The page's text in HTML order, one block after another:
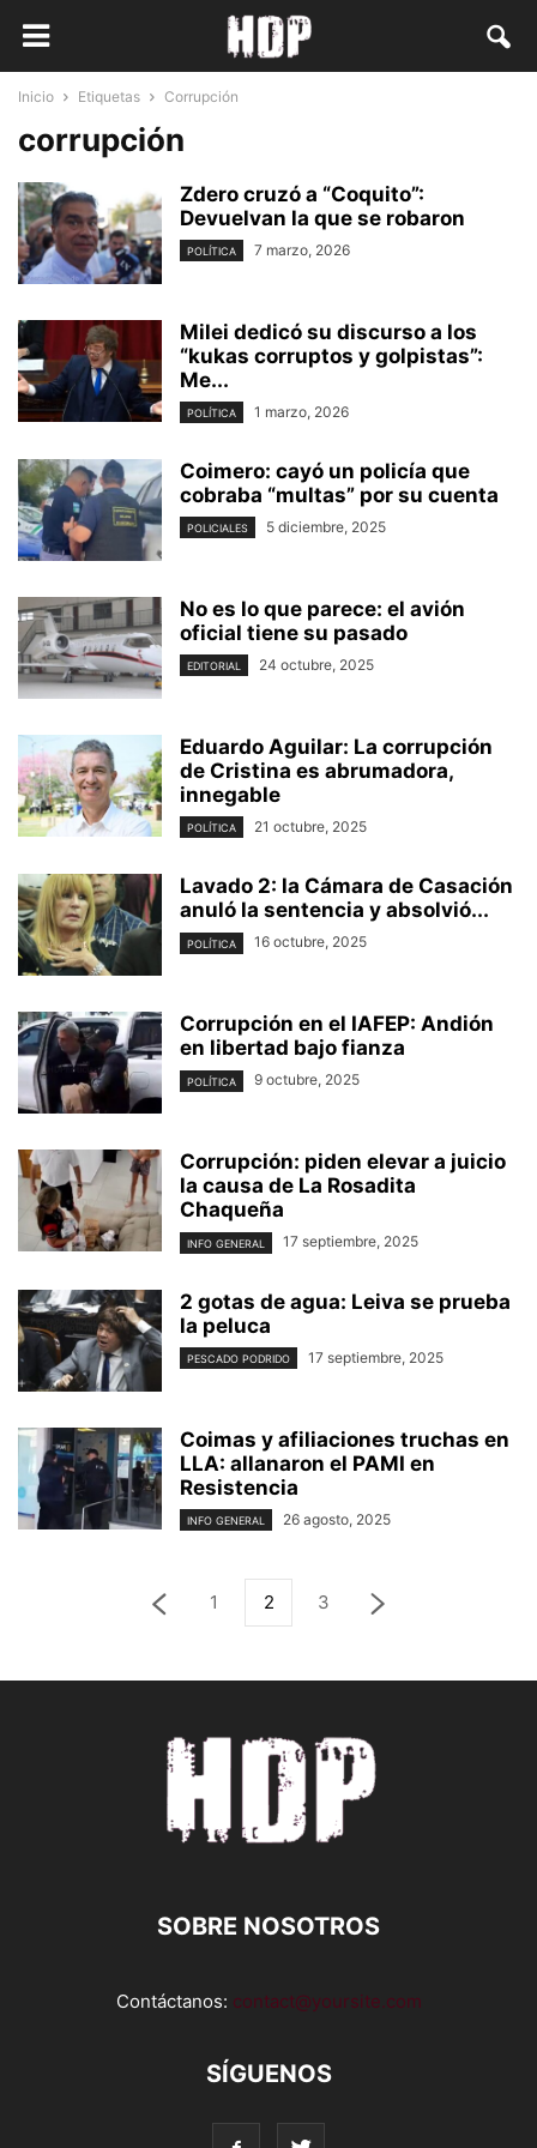
Inicio Etiquetas Corrupción
corrupción
Zdero cruzó a “Coquito”:
Devuelvan la que se robaron
POLÍTICA 7 marzo, 2026
Milei dedicó su discurso a los
“kukas corruptos y golpistas”:
Me...
POLÍTICA 1 marzo, 2026
Coimero: cayó un policía que
cobraba “multas” por su cuenta
POLICIALES 5 diciembre, 2025
No es lo que parece: el avión
oficial tiene su pasado
EDITORIAL 24 octubre, 2025
Eduardo Aguilar: La corrupción
de Cristina es abrumadora,
innegable
POLÍTICA 21 octubre, 2025
Lavado 2: la Cámara de Casación
anuló la sentencia y absolvió...
POLÍTICA 16 octubre, 2025
Corrupción en el IAFEP: Andión
en libertad bajo fianza
POLÍTICA 9 octubre, 2025
Corrupción: piden elevar a juicio
la causa de La Rosadita
Chaqueña
INFO GENERAL 17 septiembre, 2025
2 gotas de agua: Leiva se prueba
la peluca
PESCADO PODRIDO 17 septiembre, 2025
Coimas y afiliaciones truchas en
LLA: allanaron el PAMI en
Resistencia
INFO GENERAL 26 agosto, 2025
1 2 3
SOBRE NOSOTROS
Contáctanos: contact@yoursite.com
SÍGUENOS